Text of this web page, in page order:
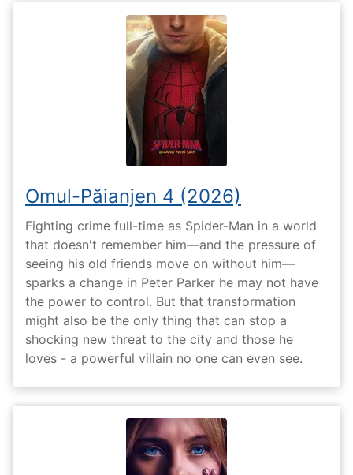
Omul-Păianjen 4 (2026)
Fighting crime full-time as Spider-Man in a world
that doesn't remember him—and the pressure of
seeing his old friends move on without him—
sparks a change in Peter Parker he may not have
the power to control. But that transformation
might also be the only thing that can stop a
shocking new threat to the city and those he
loves - a powerful villain no one can even see.